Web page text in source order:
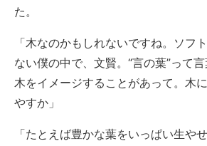
た。
「木なのかもしれないですね。ソフ
ない僕の中で、文賢。“言の葉”って
木をイメージすることがあって。木
やすか」
「たとえば豊かな葉をいっぱい生や